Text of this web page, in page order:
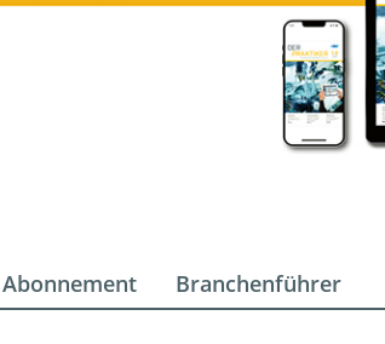
Abonnement Branchenführer